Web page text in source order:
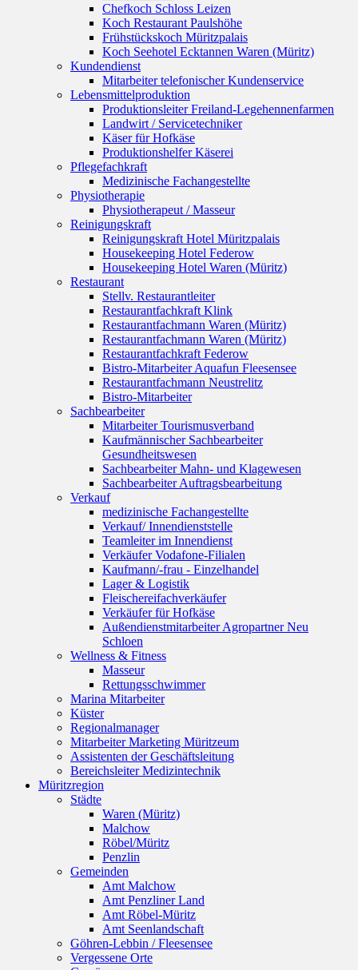
Chefkoch Schloss Leizen
Koch Restaurant Paulshöhe
Frühstückskoch Müritzpalais
Koch Seehotel Ecktannen Waren (Müritz)
Kundendienst
Mitarbeiter telefonischer Kundenservice
Lebensmittelproduktion
Produktionsleiter Freiland-Legehennenfarmen
Landwirt / Servicetechniker
Käser für Hofkäse
Produktionshelfer Käserei
Pflegefachkraft
Medizinische Fachangestellte
Physiotherapie
Physiotherapeut / Masseur
Reinigungskraft
Reinigungskraft Hotel Müritzpalais
Housekeeping Hotel Federow
Housekeeping Hotel Waren (Müritz)
Restaurant
Stellv. Restaurantleiter
Restaurantfachkraft Klink
Restaurantfachmann Waren (Müritz)
Restaurantfachmann Waren (Müritz)
Restaurantfachkraft Federow
Bistro-Mitarbeiter Aquafun Fleesensee
Restaurantfachmann Neustrelitz
Bistro-Mitarbeiter
Sachbearbeiter
Mitarbeiter Tourismusverband
Kaufmännischer Sachbearbeiter
Gesundheitswesen
Sachbearbeiter Mahn- und Klagewesen
Sachbearbeiter Auftragsbearbeitung
Verkauf
medizinische Fachangestellte
Verkauf/ Innendienststelle
Teamleiter im Innendienst
Verkäufer Vodafone-Filialen
Kaufmann/-frau - Einzelhandel
Lager & Logistik
Fleischereifachverkäufer
Verkäufer für Hofkäse
Außendienstmitarbeiter Agropartner Neu
Schloen
Wellness & Fitness
Masseur
Rettungsschwimmer
Marina Mitarbeiter
Küster
Regionalmanager
Mitarbeiter Marketing Müritzeum
Assistenten der Geschäftsleitung
Bereichsleiter Medizintechnik
Müritzregion
Städte
Waren (Müritz)
Malchow
Röbel/Müritz
Penzlin
Gemeinden
Amt Malchow
Amt Penzliner Land
Amt Röbel-Müritz
Amt Seenlandschaft
Göhren-Lebbin / Fleesensee
Vergessene Orte